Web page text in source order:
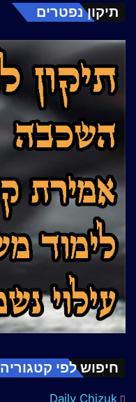
תיקון נפטרים
חיפוש לפי קטגוריה
Daily Chizuk